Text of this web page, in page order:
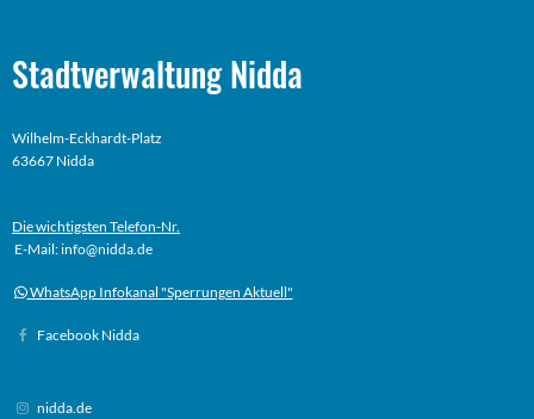
Stadtverwaltung Nidda
Wilhelm-Eckhardt-Platz
63667 Nidda
Die wichtigsten Telefon-Nr.
E-Mail: info@nidda.de
WhatsApp Infokanal "Sperrungen Aktuell"
Facebook Nidda
nidda.de